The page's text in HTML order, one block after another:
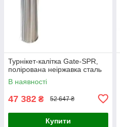
Турнікет-калітка Gate-SPR,
полірована неіржавка сталь
В наявності
47 382 ₴ 52 647 ₴
Купити